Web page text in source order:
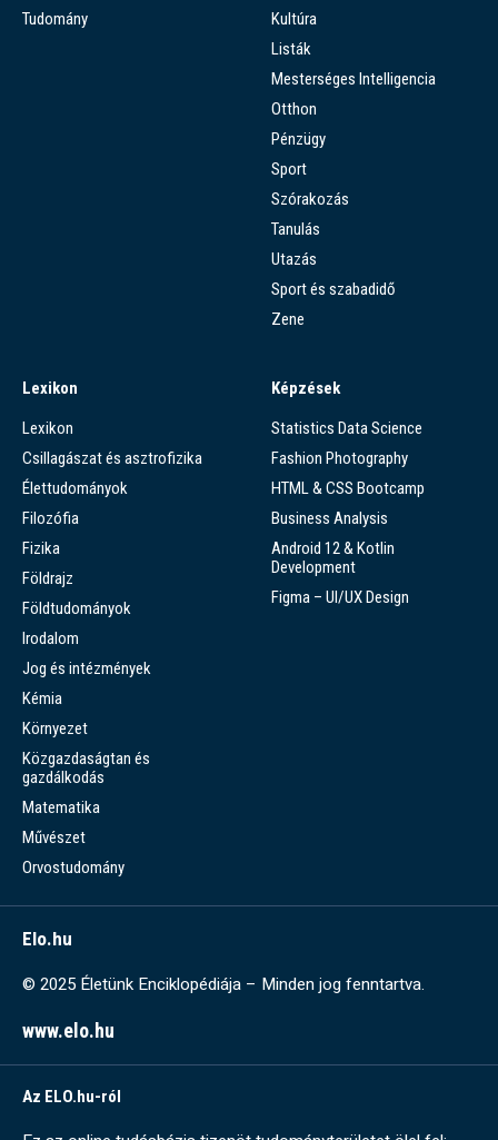
Tudomány
Kultúra
Listák
Mesterséges Intelligencia
Otthon
Pénzügy
Sport
Szórakozás
Tanulás
Utazás
Sport és szabadidő
Zene
Lexikon
Lexikon
Csillagászat és asztrofizika
Élettudományok
Filozófia
Fizika
Földrajz
Földtudományok
Irodalom
Jog és intézmények
Kémia
Környezet
Közgazdaságtan és
gazdálkodás
Matematika
Művészet
Orvostudomány
Képzések
Statistics Data Science
Fashion Photography
HTML & CSS Bootcamp
Business Analysis
Android 12 & Kotlin
Development
Figma – UI/UX Design
Elo.hu
© 2025 Életünk Enciklopédiája – Minden jog fenntartva.
www.elo.hu
Az ELO.hu-ról